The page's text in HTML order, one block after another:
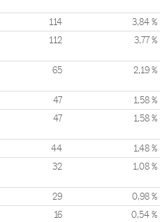
114 3,84 %
112 3,77 %
65 2,19 %
47 1,58 %
47 1,58 %
44 1,48 %
32 1,08 %
29 0,98 %
16 0,54 %